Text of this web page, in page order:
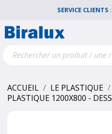
SERVICE CLIENTS :
ACCUEIL LE PLASTIQUE
PLASTIQUE 1200X800 -